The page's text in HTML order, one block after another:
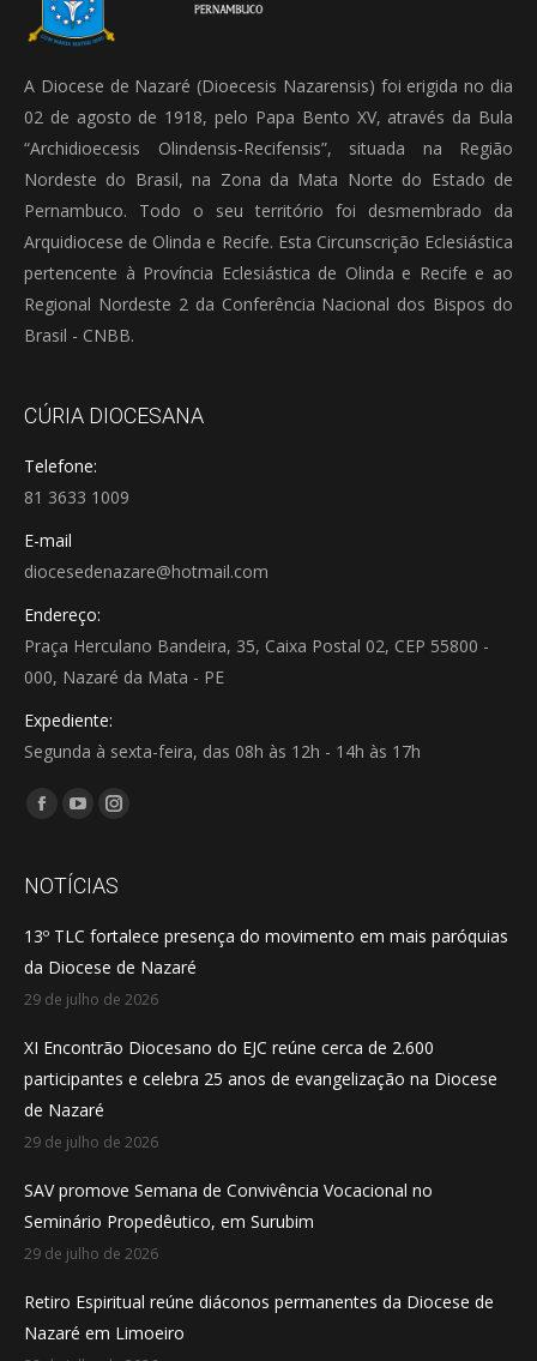
A Diocese de Nazaré (Dioecesis Nazarensis) foi erigida no dia
02 de agosto de 1918, pelo Papa Bento XV, através da Bula
“Archidioecesis Olindensis-Recifensis”, situada na Região
Nordeste do Brasil, na Zona da Mata Norte do Estado de
Pernambuco. Todo o seu território foi desmembrado da
Arquidiocese de Olinda e Recife. Esta Circunscrição Eclesiástica
pertencente à Província Eclesiástica de Olinda e Recife e ao
Regional Nordeste 2 da Conferência Nacional dos Bispos do
Brasil - CNBB.
CÚRIA DIOCESANA
Telefone:
81 3633 1009
E-mail
diocesedenazare@hotmail.com
Endereço:
Praça Herculano Bandeira, 35, Caixa Postal 02, CEP 55800 -
000, Nazaré da Mata - PE
Expediente:
Segunda à sexta-feira, das 08h às 12h - 14h às 17h
Encontre-nos em:
Facebook
opens
new
window
YouTube
opens
new
window
Instagram
opens
new
window
NOTÍCIAS
13º TLC fortalece presença do movimento em mais paróquias
da Diocese de Nazaré
29 de julho de 2026
XI Encontrão Diocesano do EJC reúne cerca de 2.600
participantes e celebra 25 anos de evangelização na Diocese
de Nazaré
29 de julho de 2026
SAV promove Semana de Convivência Vocacional no
Seminário Propedêutico, em Surubim
29 de julho de 2026
Retiro Espiritual reúne diáconos permanentes da Diocese de
Nazaré em Limoeiro